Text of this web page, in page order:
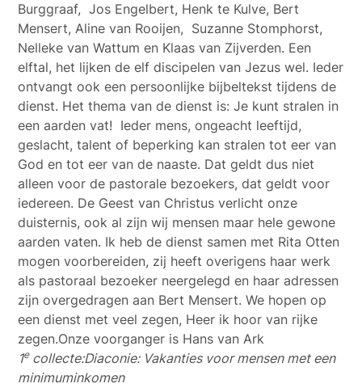
Burggraaf, Jos Engelbert, Henk te Kulve, Bert
Mensert, Aline van Rooijen, Suzanne Stomphorst,
Nelleke van Wattum en Klaas van Zijverden. Een
elftal, het lijken de elf discipelen van Jezus wel. Ieder
ontvangt ook een persoonlijke bijbeltekst tijdens de
dienst. Het thema van de dienst is: Je kunt stralen in
een aarden vat! Ieder mens, ongeacht leeftijd,
geslacht, talent of beperking kan stralen tot eer van
God en tot eer van de naaste. Dat geldt dus niet
alleen voor de pastorale bezoekers, dat geldt voor
iedereen. De Geest van Christus verlicht onze
duisternis, ook al zijn wij mensen maar hele gewone
aarden vaten. Ik heb de dienst samen met Rita Otten
mogen voorbereiden, zij heeft overigens haar werk
als pastoraal bezoeker neergelegd en haar adressen
zijn overgedragen aan Bert Mensert. We hopen op
een dienst met veel zegen, Heer ik hoor van rijke
zegen.Onze voorganger is Hans van Ark
1ecollecte:Diaconie: Vakanties voor mensen met een
minimuminkomen